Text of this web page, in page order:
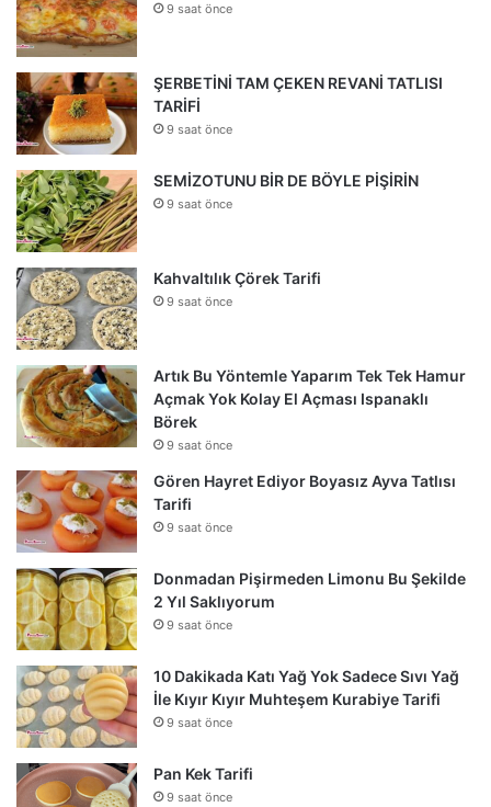
9 saat önce
ŞERBETİNİ TAM ÇEKEN REVANİ TATLISI
TARİFİ
9 saat önce
SEMİZOTUNU BİR DE BÖYLE PİŞİRİN
9 saat önce
Kahvaltılık Çörek Tarifi
9 saat önce
Artık Bu Yöntemle Yaparım Tek Tek Hamur
Açmak Yok Kolay El Açması Ispanaklı
Börek
9 saat önce
Gören Hayret Ediyor Boyasız Ayva Tatlısı
Tarifi
9 saat önce
Donmadan Pişirmeden Limonu Bu Şekilde
2 Yıl Saklıyorum
9 saat önce
10 Dakikada Katı Yağ Yok Sadece Sıvı Yağ
İle Kıyır Kıyır Muhteşem Kurabiye Tarifi
9 saat önce
Pan Kek Tarifi
9 saat önce